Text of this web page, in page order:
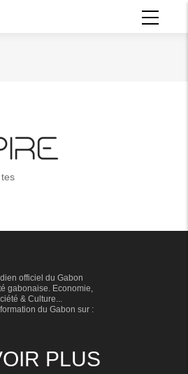
officiel du Gabon
gabonaise. Economie,
& Culture...
du Gabon sur :
PLUS